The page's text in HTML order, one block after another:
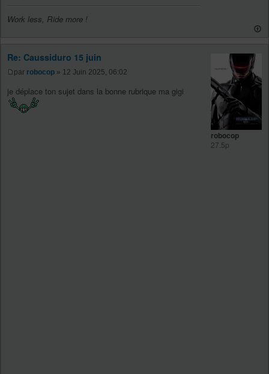
Work less, Ride more !
Re: Caussiduro 15 juin
par robocop » 12 Juin 2025, 06:02
je déplace ton sujet dans la bonne rubrique ma gigi
robocop
27.5p